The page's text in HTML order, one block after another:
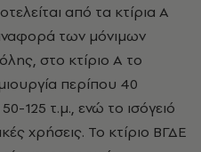
από τα κτίρια Α
των μόνιμων
στο κτίριο Α το
περίπου 40
125 τ.μ., ενώ το ισόγειό
χρήσεις. Το κτίριο ΒΓΔΕ